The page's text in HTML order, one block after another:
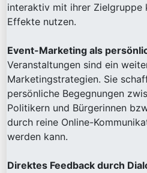
interaktiv mit ihrer Zielgruppe
Effekte nutzen.
Event-Marketing als
Veranstaltungen sind ein
Marketingstrategien. Sie
persönliche Begegnungen
Politikern und Bürgerinnen
durch reine Online-
werden kann.
Direktes Feedback durch